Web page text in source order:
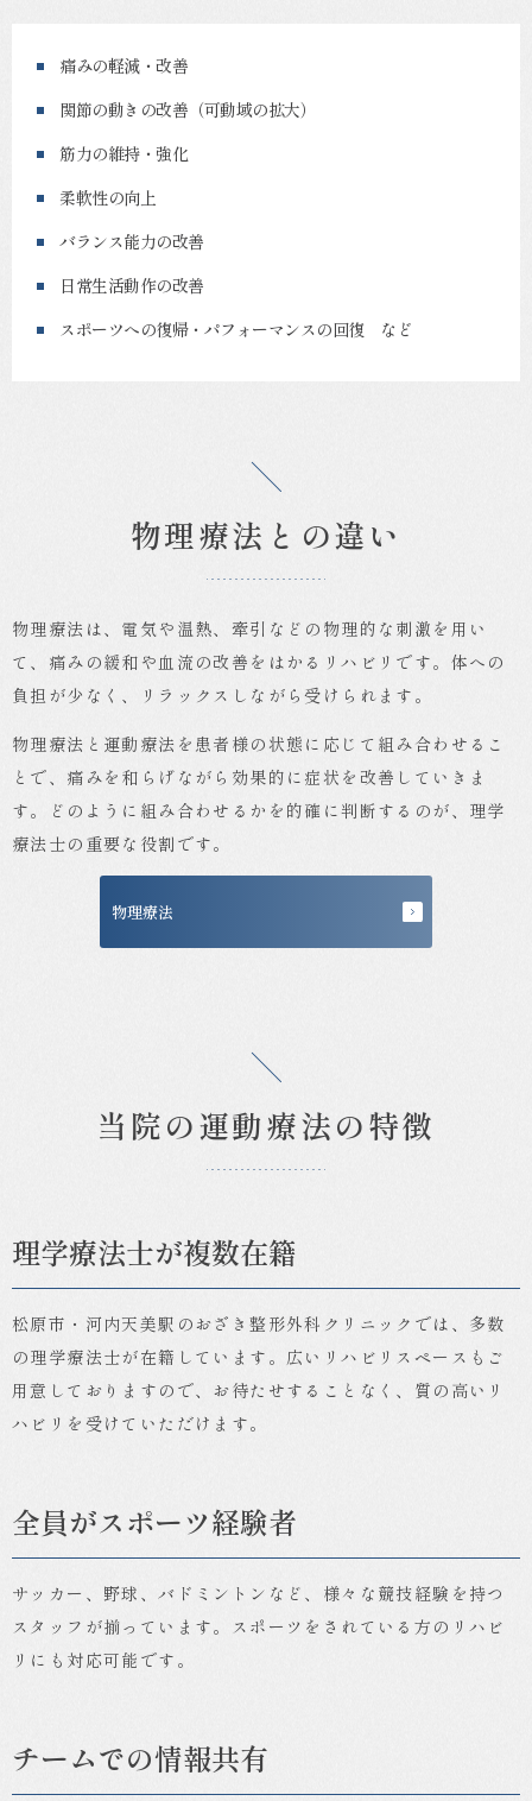
痛みの軽減・改善
関節の動きの改善（可動域の拡大）
筋力の維持・強化
柔軟性の向上
バランス能力の改善
日常生活動作の改善
スポーツへの復帰・パフォーマンスの回復 など
物理療法との違い
物理療法は、電気や温熱、牽引などの物理的な刺激を用い
て、痛みの緩和や血流の改善をはかるリハビリです。体への
負担が少なく、リラックスしながら受けられます。
物理療法と運動療法を患者様の状態に応じて組み合わせるこ
とで、痛みを和らげながら効果的に症状を改善していきま
す。どのように組み合わせるかを的確に判断するのが、理学
療法士の重要な役割です。
物理療法
当院の運動療法の特徴
理学療法士が複数在籍
松原市・河内天美駅のおざき整形外科クリニックでは、多数
の理学療法士が在籍しています。広いリハビリスペースもご
用意しておりますので、お待たせすることなく、質の高いリ
ハビリを受けていただけます。
全員がスポーツ経験者
サッカー、野球、バドミントンなど、様々な競技経験を持つ
スタッフが揃っています。スポーツをされている方のリハビ
リにも対応可能です。
チームでの情報共有